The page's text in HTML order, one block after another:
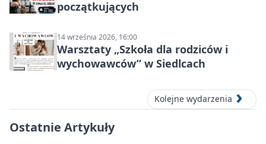
początkujących
14 września 2026, 16:00
Warsztaty „Szkoła dla rodziców i
wychowawców” w Siedlcach
Kolejne wydarzenia
Ostatnie Artykuły